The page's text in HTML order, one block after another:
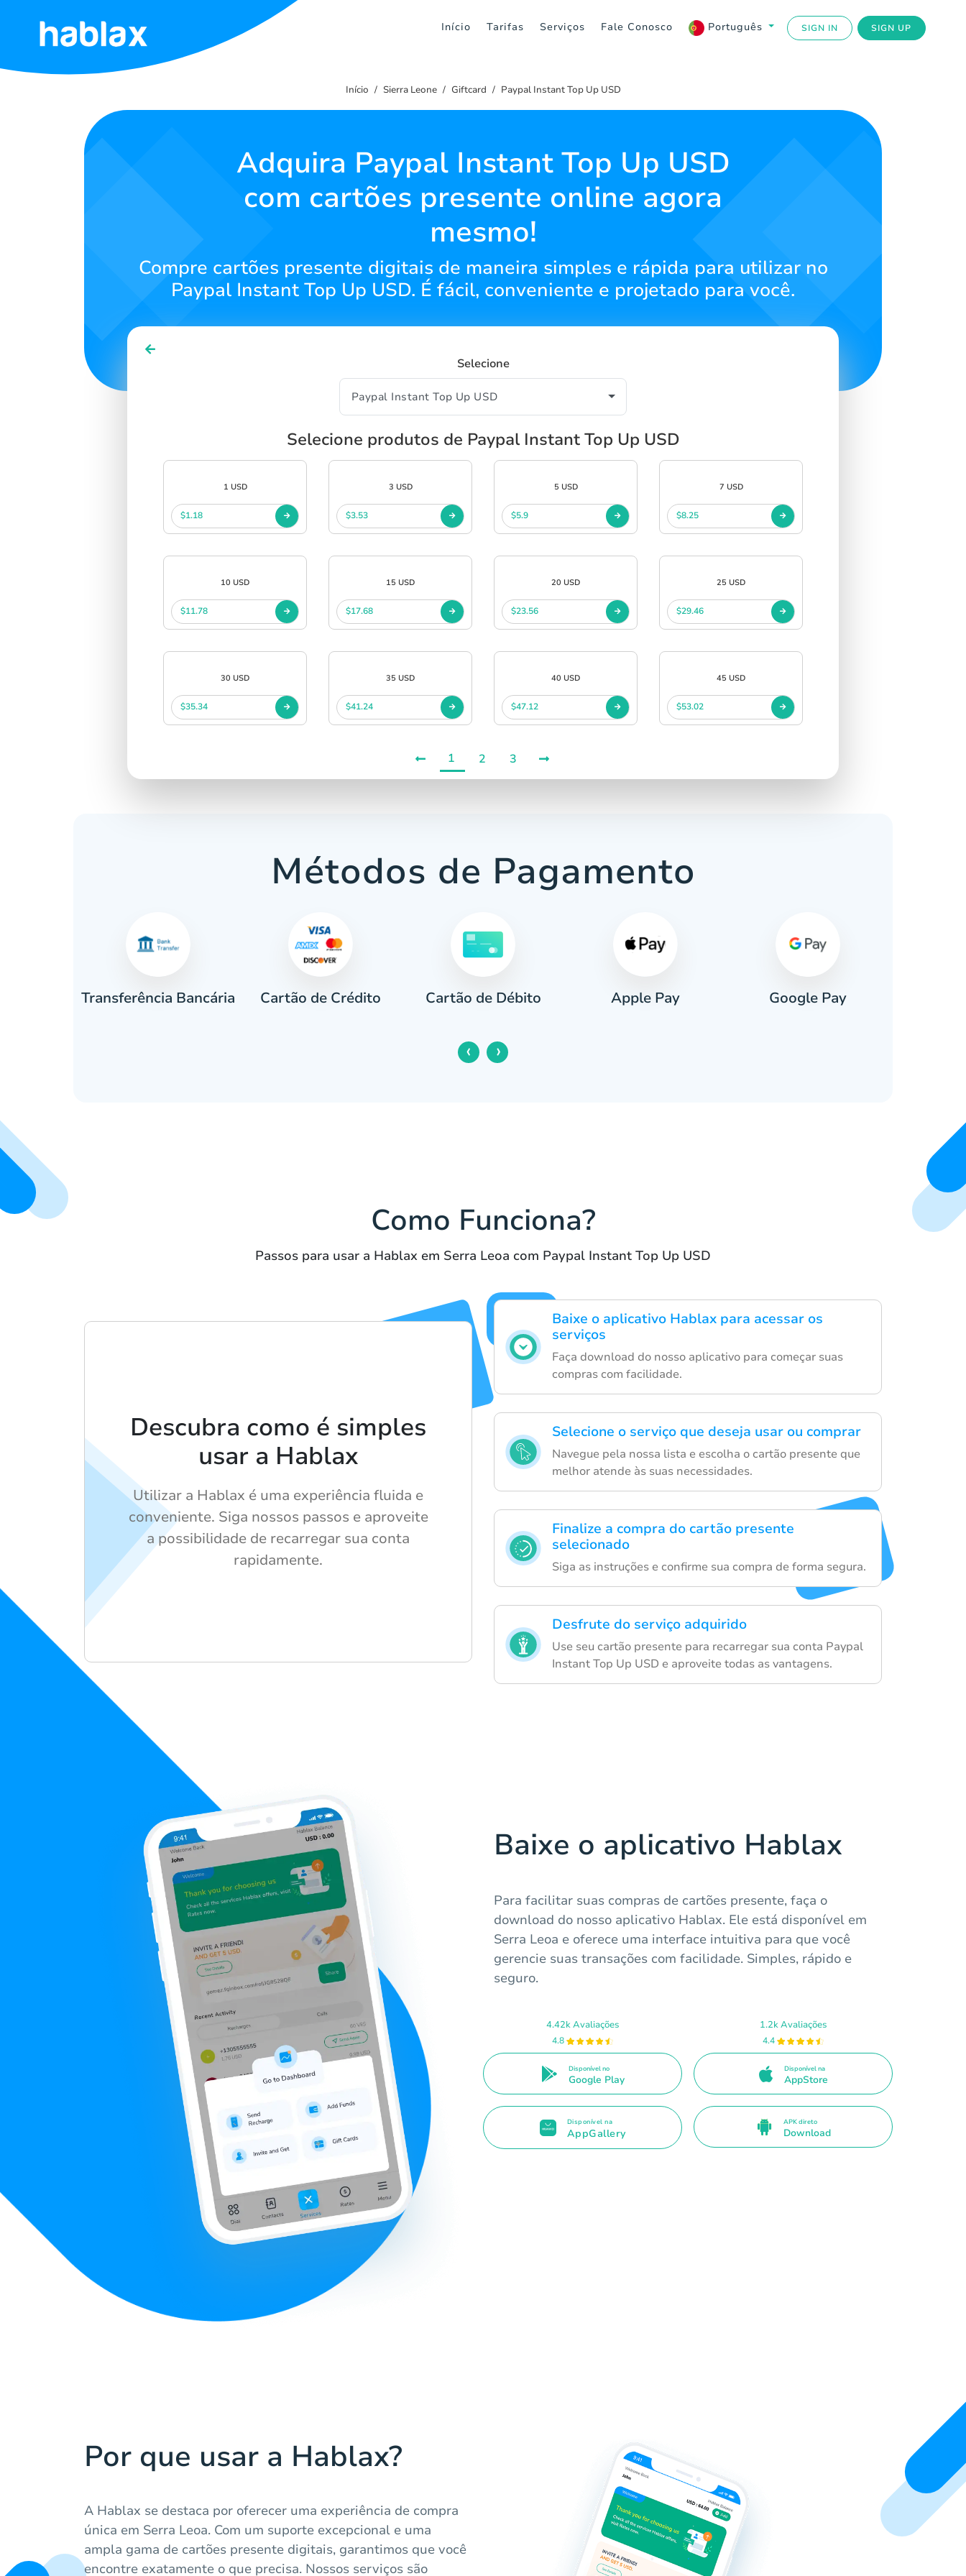
Início Tarifas Serviços Fale Conosco Português SIGN IN SIGN UP
Início
Início Sierra Leone Giftcard Paypal Instant Top Up USD
Adquira Paypal Instant Top Up USD
com cartões presente online agora
mesmo!
Compre cartões presente digitais de maneira simples e rápida para utilizar no
Paypal Instant Top Up USD. É fácil, conveniente e projetado para você.
Selecione
Selecione produtos de Paypal Instant Top Up USD
1 USD
$1.18
3 USD
$3.53
5 USD
$5.9
7 USD
$8.25
10 USD
$11.78
15 USD
$17.68
20 USD
$23.56
25 USD
$29.46
30 USD
$35.34
35 USD
$41.24
40 USD
$47.12
45 USD
$53.02
1 2 3
Métodos de Pagamento
Transferência Bancária Cartão de Crédito Cartão de Débito Apple Pay Google Pay
‹ ›
Como Funciona?
Passos para usar a Hablax em Serra Leoa com Paypal Instant Top Up USD
Baixe o aplicativo Hablax para acessar os
serviços
Faça download do nosso aplicativo para começar suas
compras com facilidade.
Selecione o serviço que deseja usar ou comprar
Navegue pela nossa lista e escolha o cartão presente que
melhor atende às suas necessidades.
Finalize a compra do cartão presente
selecionado
Siga as instruções e confirme sua compra de forma segura.
Desfrute do serviço adquirido
Use seu cartão presente para recarregar sua conta Paypal
Instant Top Up USD e aproveite todas as vantagens.
Descubra como é simples
usar a Hablax
Utilizar a Hablax é uma experiência fluida e
conveniente. Siga nossos passos e aproveite
a possibilidade de recarregar sua conta
rapidamente.
Baixe o aplicativo Hablax
Para facilitar suas compras de cartões presente, faça o
download do nosso aplicativo Hablax. Ele está disponível em
Serra Leoa e oferece uma interface intuitiva para que você
gerencie suas transações com facilidade. Simples, rápido e
seguro.
4.42k Avaliações
4.8
Disponível no
Google Play
1.2k Avaliações
4.4
Disponível na
AppStore
Disponível na
AppGallery
APK direto
Download
Por que usar a Hablax?
A Hablax se destaca por oferecer uma experiência de compra
única em Serra Leoa. Com um suporte excepcional e uma
ampla gama de cartões presente digitais, garantimos que você
encontre exatamente o que precisa. Nossos serviços são